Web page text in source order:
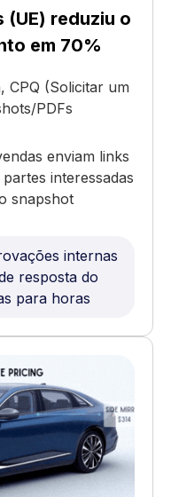
(UE) reduziu o
em 70%
CPQ (Solicitar um
PDFs
enviam links
interessadas
snapshot
internas
resposta do
para horas